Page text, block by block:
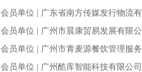
会员单位 | 广东省南方传媒发行物流有
会员单位 | 广州市晨康贸易发展有限公
会员单位 | 广州市青麦源餐饮管理服
会员单位 | 广州酷库智能科技有限公司